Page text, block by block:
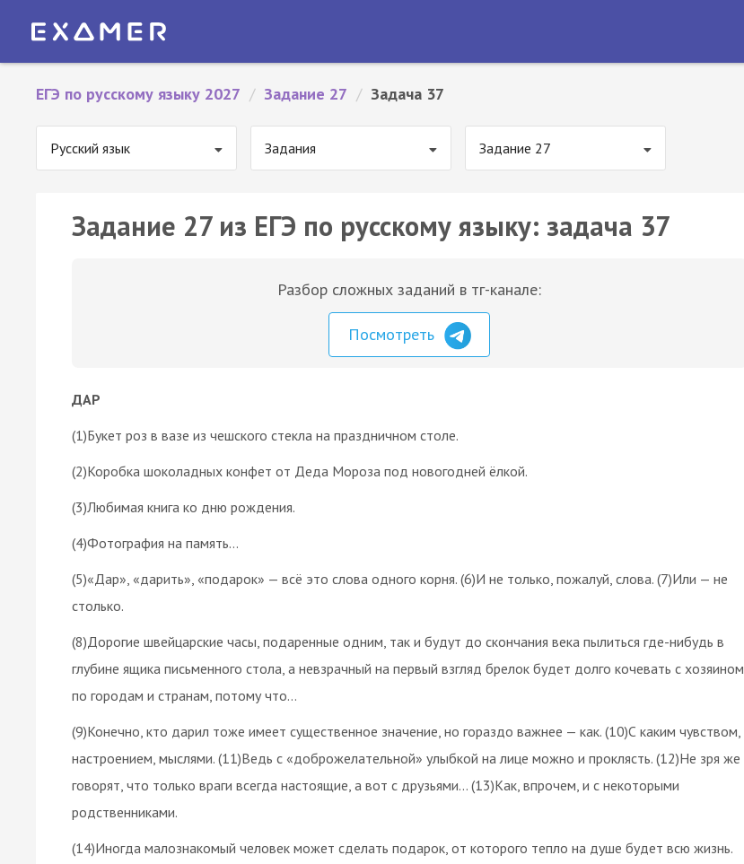
ЕГЭ по русскому языку 2027 / Задание 27 / Задача 37
Русский язык Задания Задание 27
Задание 27 из ЕГЭ по русскому языку: задача 37
Разбор сложных заданий в тг-канале:
Посмотреть
ДАР
(1)Букет роз в вазе из чешского стекла на праздничном столе.
(2)Коробка шоколадных конфет от Деда Мороза под новогодней ёлкой.
(3)Любимая книга ко дню рождения.
(4)Фотография на память…
(5)«Дар», «дарить», «подарок» — всё это слова одного корня. (6)И не только, пожалуй, слова. (7)Или — не
столько.
(8)Дорогие швейцарские часы, подаренные одним, так и будут до скончания века пылиться где-нибудь в
глубине ящика письменного стола, а невзрачный на первый взгляд брелок будет долго кочевать с хозяином
по городам и странам, потому что…
(9)Конечно, кто дарил тоже имеет существенное значение, но гораздо важнее — как. (10)С каким чувством,
настроением, мыслями. (11)Ведь с «доброжелательной» улыбкой на лице можно и проклясть. (12)Не зря же
говорят, что только враги всегда настоящие, а вот с друзьями… (13)Как, впрочем, и с некоторыми
родственниками.
(14)Иногда малознакомый человек может сделать подарок, от которого тепло на душе будет всю жизнь.